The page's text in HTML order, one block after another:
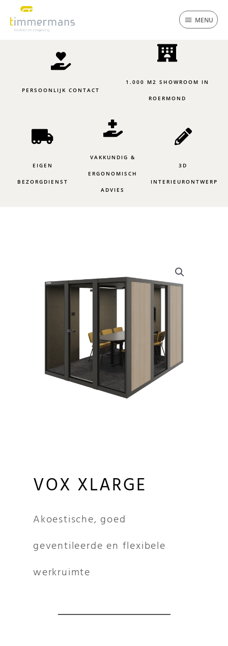
inhoud
MENU
PERSOONLIJK CONTACT
1.000 M2 SHOWROOM IN
ROERMOND
EIGEN
BEZORGDIENST
VAKKUNDIG &
ERGONOMISCH
ADVIES
3D
INTERIEURONTWERP
VOX XLARGE
Akoestische, goed
geventileerde en flexibele
werkruimte